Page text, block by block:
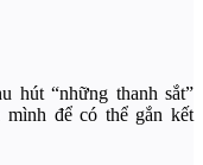
hút “những thanh sắt”
mình để có thể gắn kết